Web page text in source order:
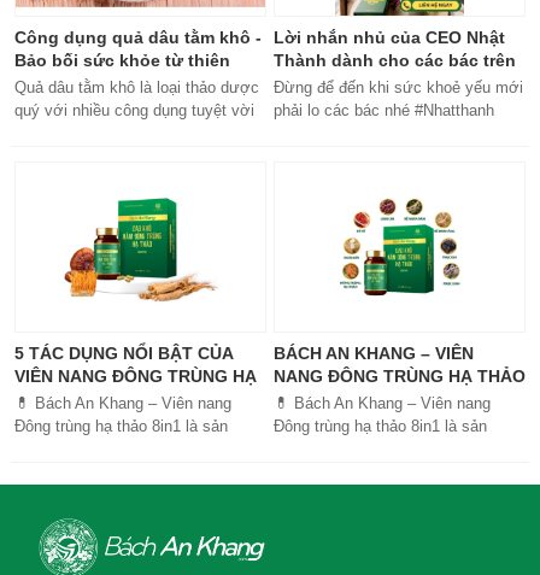
Công dụng quả dâu tằm khô -
Bảo bối sức khỏe từ thiên
nhiên
Quả dâu tằm khô là loại thảo dược
quý với nhiều công dụng tuyệt vời
Lời nhắn nhủ của CEO Nhật
Thành dành cho các bác trên
50 tuổi
Đừng để đến khi sức khoẻ yếu mới
phải lo các bác nhé #Nhatthanh
#khoetubentrong #nhatthanhbak
5 TÁC DỤNG NỔI BẬT CỦA
VIÊN NANG ĐÔNG TRÙNG HẠ
THẢO BÁCH AN KHANG
💊 Bách An Khang – Viên nang
Đông trùng hạ thảo 8in1 là sản
tiêu hóa, ngủ ngon, giảm mệt mỏi.
Sản phẩm được sản xuất tại nhà
máy đạt chuẩn GMP, sử dụng công
BÁCH AN KHANG – VIÊN
NANG ĐÔNG TRÙNG HẠ THẢO
8IN1: GIẢI PHÁP SỨC KHỎE
TOÀN DIỆN
💊 Bách An Khang – Viên nang
Đông trùng hạ thảo 8in1 là sản